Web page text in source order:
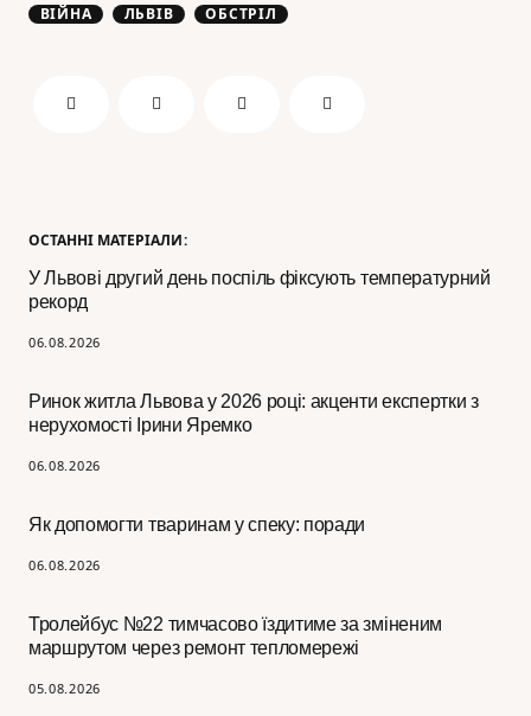
ОСТАННІ МАТЕРІАЛИ:
У Львові другий день поспіль фіксують температурний
рекорд
06.08.2026
Ринок житла Львова у 2026 році: акценти експертки з
нерухомості Ірини Яремко
06.08.2026
Як допомогти тваринам у спеку: поради
06.08.2026
Тролейбус №22 тимчасово їздитиме за зміненим
маршрутом через ремонт тепломережі
05.08.2026
ВІЙНА ЛЬВІВ ОБСТРІЛ